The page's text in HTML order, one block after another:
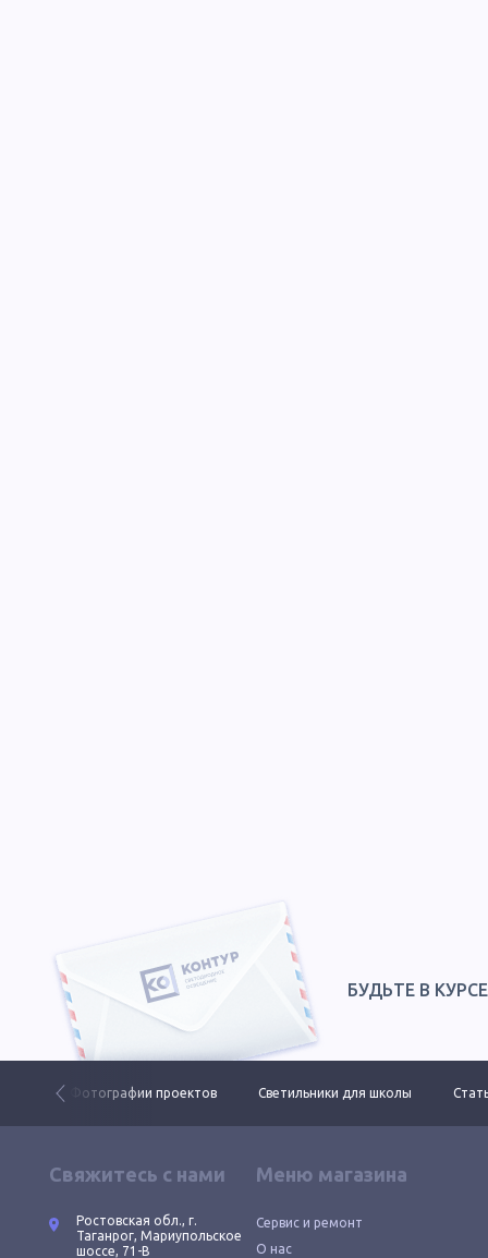
БУДЬТЕ В
Фотографии проектов Светильники для школы
Свяжитесь с нами
Ростовская обл., г.
Таганрог, Мариупольское
шоссе, 71-В
Меню магазина
Сервис и ремонт
О нас